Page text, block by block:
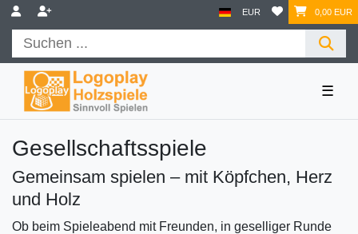
EUR 0,00 EUR
☰
Gesellschaftsspiele
Gemeinsam spielen – mit Köpfchen, Herz
und Holz
Ob beim Spieleabend mit Freunden, in geselliger Runde